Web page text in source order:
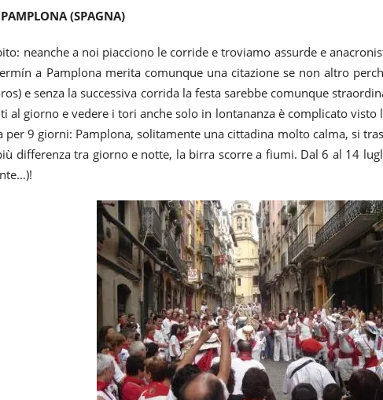
(SPAGNA)
neanche a noi piacciono le corride e troviamo assurde e
a Pamplona merita comunque una citazione se non altro
e senza la successiva corrida la festa sarebbe comunque
al giorno e vedere i tori anche solo in lontananza è complicato
per 9 giorni: Pamplona, solitamente una cittadina molto calma, si
differenza tra giorno e notte, la birra scorre a fiumi. Dal 6 al 14